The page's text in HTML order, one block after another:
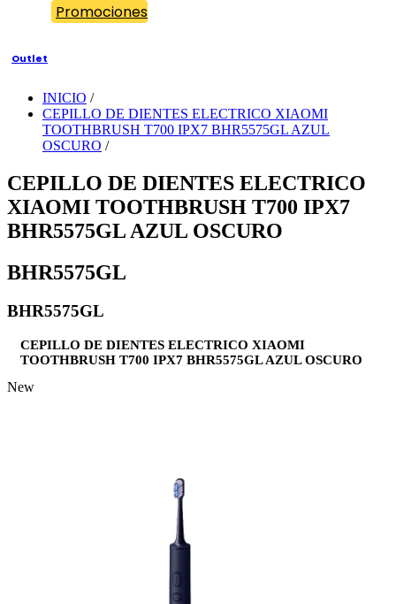
Promociones
Outlet
INICIO /
CEPILLO DE DIENTES ELECTRICO XIAOMI
TOOTHBRUSH T700 IPX7 BHR5575GL AZUL
OSCURO /
CEPILLO DE DIENTES ELECTRICO
XIAOMI TOOTHBRUSH T700 IPX7
BHR5575GL AZUL OSCURO
BHR5575GL
BHR5575GL
CEPILLO DE DIENTES ELECTRICO XIAOMI
TOOTHBRUSH T700 IPX7 BHR5575GL AZUL OSCURO
New